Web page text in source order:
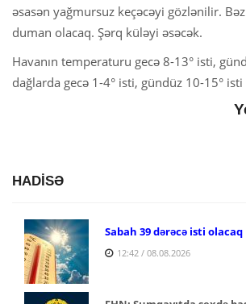
əsasən yağmursuz keçəcəyi gözlənilir.
duman olacaq. Şərq küləyi əsəcək.
Havanın temperaturu gecə 8-13° isti,
dağlarda gecə 1-4° isti, gündüz 10-15° isti
HADİSƏ
Sabah 39 dərəcə isti olacaq
12:42 / 08.08.2026